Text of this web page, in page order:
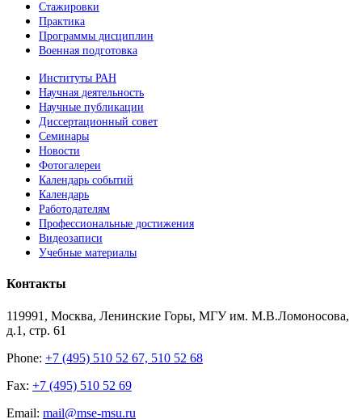
Стажировки
Практика
Программы дисциплин
Военная подготовка
Институты РАН
Научная деятельность
Научные публикации
Диссертационный совет
Семинары
Новости
Фотогалереи
Календарь событий
Календарь
Работодателям
Профессиональные достижения
Видеозаписи
Учебные материалы
Контакты
119991, Москва, Ленинские Горы, МГУ им. М.В.Ломоносова,
д.1, стр. 61
Phone: +7 (495) 510 52 67, 510 52 68
Fax: +7 (495) 510 52 69
Email: mail@mse-msu.ru